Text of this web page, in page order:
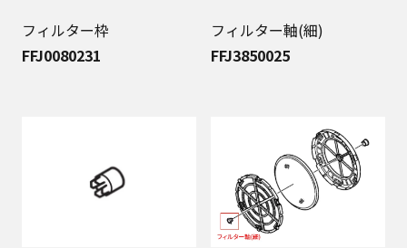
フィルター枠
FFJ0080231
フィルター軸(細)
FFJ3850025